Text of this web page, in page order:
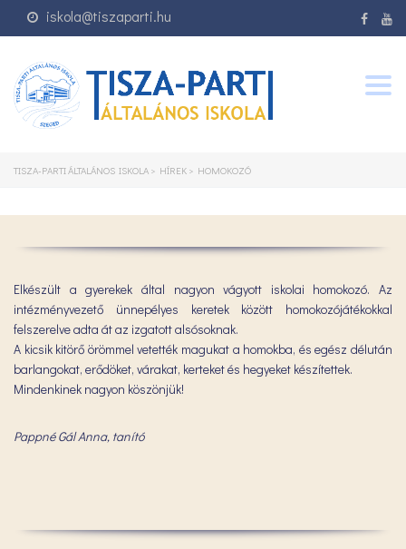
iskola@tiszaparti.hu
TISZA-PARTI ÁLTALÁNOS ISKOLA > HÍREK > HOMOKOZÓ
Elkészült a gyerekek által nagyon vágyott iskolai homokozó. Az
intézményvezető ünnepélyes keretek között homokozójátékokkal
felszerelve adta át az izgatott alsósoknak.
A kicsik kitörő örömmel vetették magukat a homokba, és egész délután
barlangokat, erődöket, várakat, kerteket és hegyeket készítettek.
Mindenkinek nagyon köszönjük!
Pappné Gál Anna, tanító